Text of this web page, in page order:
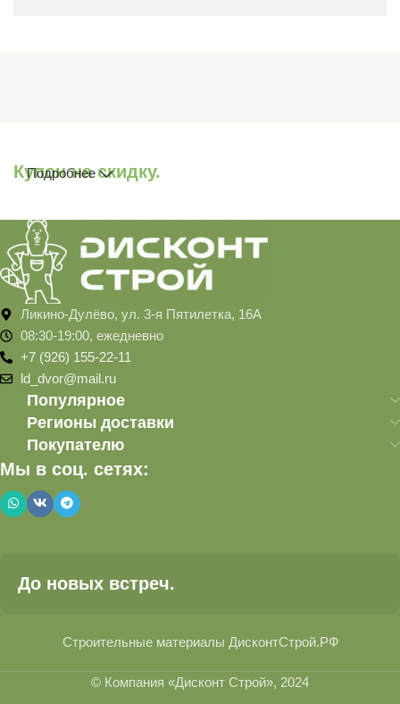
Купон на скидку.
Подробнее
Ликино-Дулёво, ул. 3-я Пятилетка, 16А
08:30-19:00, ежедневно
+7 (926) 155-22-11
ld_dvor@mail.ru
Популярное
Регионы доставки
Покупателю
Мы в соц. сетях:
До новых встреч.
Строительные материалы ДисконтСтрой.РФ
© Компания «Дисконт Строй», 2024